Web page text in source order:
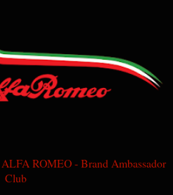
ROMEO - Brand Ambassador
Club